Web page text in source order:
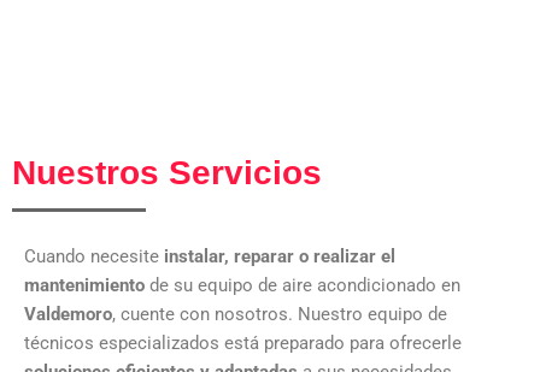
Nuestros Servicios
Cuando necesite instalar, reparar o realizar el
mantenimiento de su equipo de aire acondicionado en
Valdemoro, cuente con nosotros. Nuestro equipo de
técnicos especializados está preparado para ofrecerle